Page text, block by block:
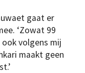
gaat er
‘Zowat 99
volgens mij
maakt geen